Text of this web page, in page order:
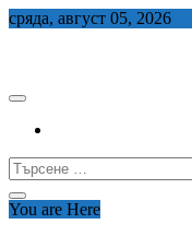
Skip
сряда, август 05, 2026
Търсене
за:
You are Here